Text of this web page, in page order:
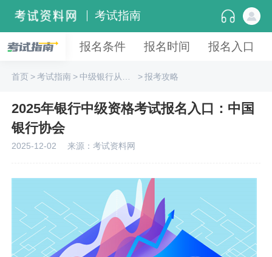
考试指南
报名条件 报名时间 报名入口
首页>考试指南> > 报考攻略
2025年银行中级资格考试报名入口：中国
银行协会
2025-12-02 来源：考试资料网